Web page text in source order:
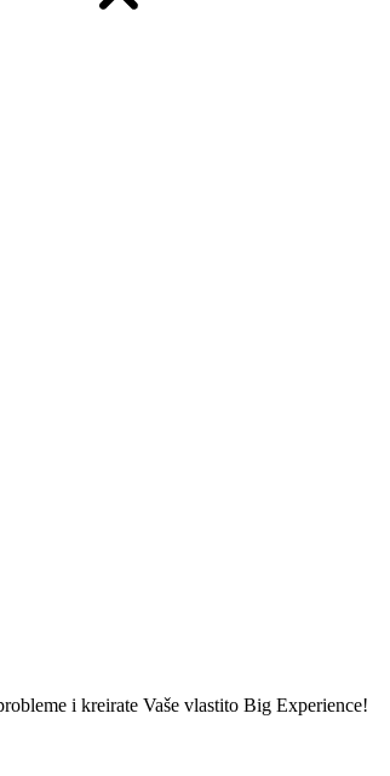
i kreirate Vaše vlastito Big Experience!